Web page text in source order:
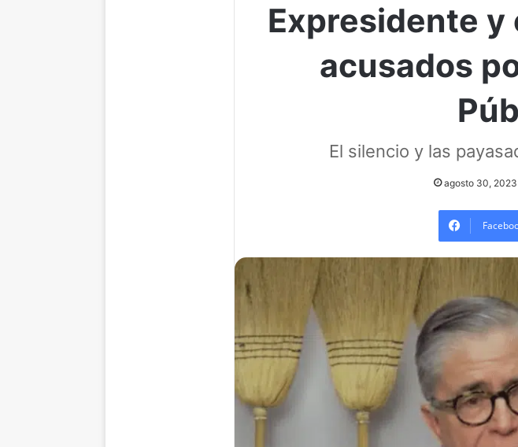
Expresidente
acusados
El silencio y las
agosto 30, 2023